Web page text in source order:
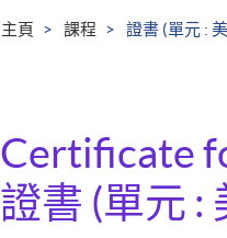
主頁 課程 證書 (單元 :
Certificate
證書 (單元 :